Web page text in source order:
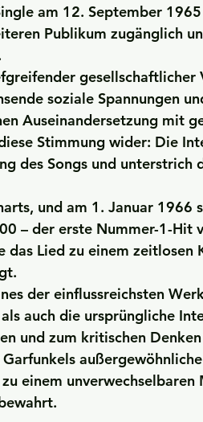
am 12. September
Publikum zugänglich
gesellschaftlicher
soziale Spannungen
Auseinandersetzung mit
Stimmung wider: Die
des Songs und unterstrich
und am 1. Januar 1966
– der erste Nummer-1-Hit
das Lied zu einem zeitlosen
der einflussreichsten
auch die ursprüngliche
und zum kritischen
einem